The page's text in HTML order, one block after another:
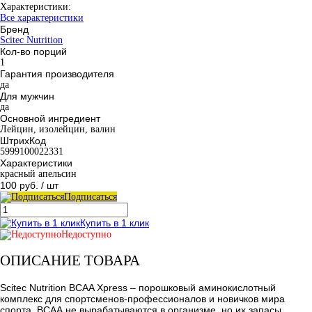
Характеристики:
Все характеристики
Бренд
Scitec Nutrition
Кол-во порций
1
Гарантия производителя
да
Для мужчин
да
Основной ингредиент
Лейцин, изолейцин, валин
ШтрихКод
5999100022331
Характеристики
красный апельсин
100 руб. / шт
Подписаться
Купить в 1 клик
Недоступно
ОПИСАНИЕ ТОВАРА
Scitec Nutrition BCAA Xpress – порошковый аминокислотный
комплекс для спортсменов-профессионалов и новичков мира
спорта. ВСАА не вырабатываются в организме, но их запасы